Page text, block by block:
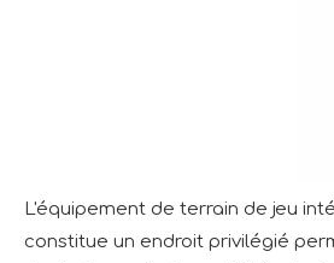
L'équipement de terrain de jeu
constitue un endroit privilégié